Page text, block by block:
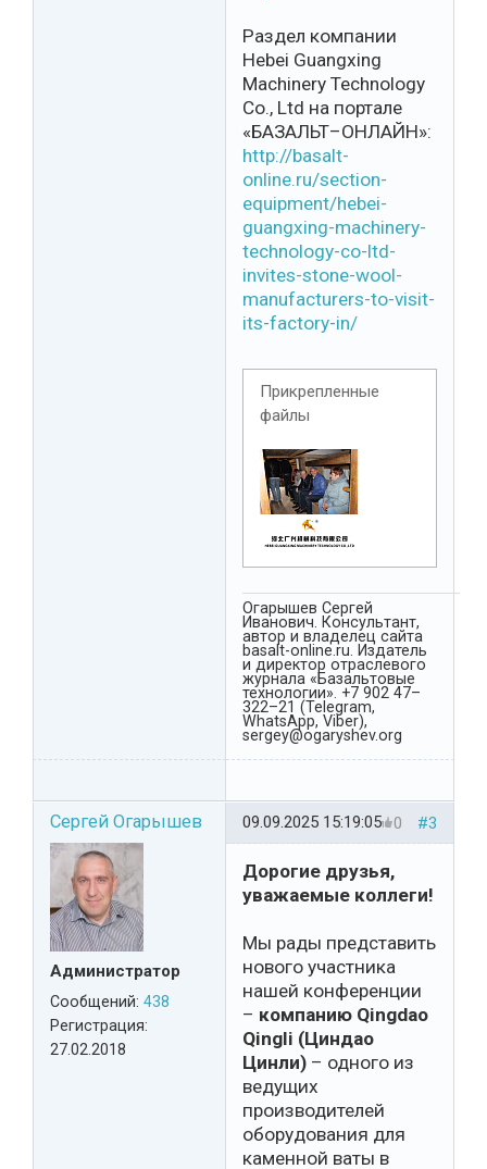
Раздел компании
Hebei Guangxing
Machinery Technology
Co., Ltd на портале
«БАЗАЛЬТ–ОНЛАЙН»:
http://basalt-
online.ru/section-
equipment/hebei-
guangxing-machinery-
technology-co-ltd-
invites-stone-wool-
manufacturers-to-visit-
its-factory-in/
Прикрепленные
файлы
Огарышев Сергей
Иванович. Консультант,
автор и владелец сайта
basalt-online.ru. Издатель
и директор отраслевого
журнала «Базальтовые
технологии». +7 902 47–
322–21 (Telegram,
WhatsApp, Viber),
sergey@ogaryshev.org
Сергей Огарышев
Администратор
Сообщений: 438
Регистрация:
27.02.2018
#3
0
09.09.2025 15:19:05
Дорогие друзья,
уважаемые коллеги!
Мы рады представить
нового участника
нашей конференции
– компанию Qingdao
Qingli (Циндао
Цинли) – одного из
ведущих
производителей
оборудования для
каменной ваты в